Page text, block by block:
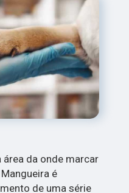
da onde marcar
é
de uma série